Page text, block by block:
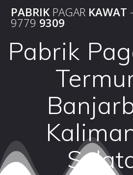
to
PABRIK PAGAR KAWAT -
9779 9309
Pabrik